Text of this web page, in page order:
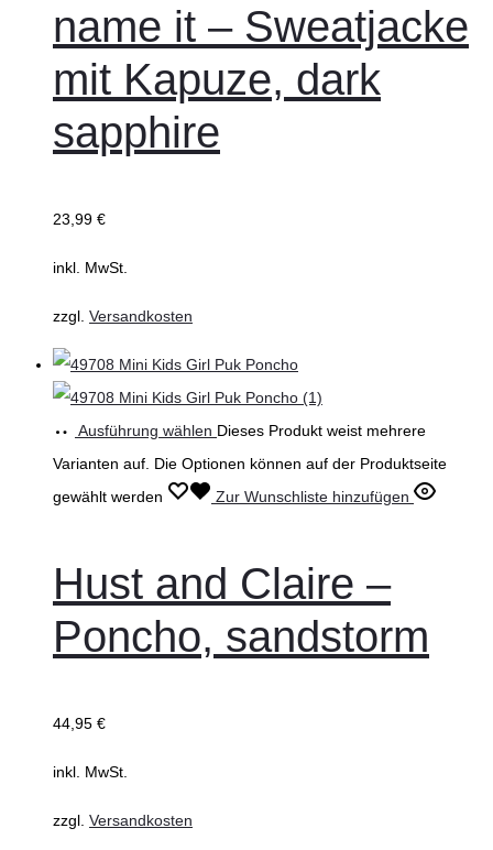
name it – Sweatjacke
mit Kapuze, dark
sapphire
23,99 €
inkl. MwSt.
zzgl. Versandkosten
Ausführung wählen Dieses Produkt weist mehrere
Varianten auf. Die Optionen können auf der Produktseite
gewählt werden
Zur Wunschliste hinzufügen
Hust and Claire –
Poncho, sandstorm
44,95 €
inkl. MwSt.
zzgl. Versandkosten